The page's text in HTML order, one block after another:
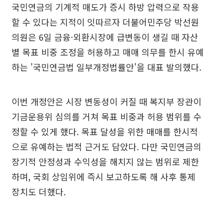
국민연금의 기계적 매도가 증시 하방 압력으로 작용
할 수 있다는 지적이 잇따르자 더불어민주당 박선원
의원은 6일 금융·외환시장에 급변동이 생길 때 자산
별 목표 비중 조정을 허용하고 매매 의무를 한시 유예
하는 '국민연금법 일부개정법률안'을 대표 발의했다.
이번 개정안은 시장 변동성이 커질 때 복지부 장관이
기금운용위 심의를 거쳐 목표 비중과 허용 범위를 수
정할 수 있게 했다. 목표 달성을 위한 매매를 한시적
으로 유예하는 법적 근거도 담았다. 다만 국민연금의
장기적 안정성과 수익성을 해치지 않는 범위로 제한
하며, 국회 상임위에 즉시 보고하도록 해 사후 통제
장치도 더했다.